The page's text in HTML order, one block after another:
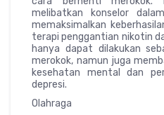
melibatkan konselor
memaksimalkan
terapi penggantian nikotin
hanya dapat dilakukan
merokok, namun juga
kesehatan mental dan
depresi.
Olahraga